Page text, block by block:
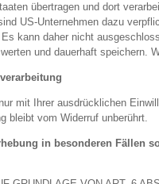
übertragen und dort
US-Unternehmen dazu
kann daher nicht
und dauerhaft speichern.
mit Ihrer ausdrücklichen
bleibt vom Widerruf unberührt.
in besonderen Fällen